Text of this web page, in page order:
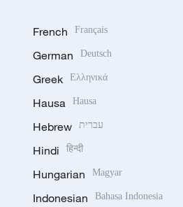
French Français
German Deutsch
Greek Ελληνικά
Hausa Hausa
Hebrew עברית
Hindi हिन्दी
Hungarian Magyar
Indonesian Bahasa Indonesia